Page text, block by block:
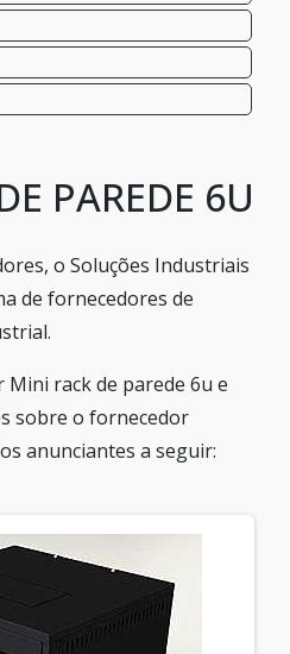
PAREDE 6U
o Soluções Industriais
de fornecedores de
rack de parede 6u e
sobre o fornecedor
anunciantes a seguir: